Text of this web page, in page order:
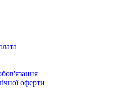
оферти